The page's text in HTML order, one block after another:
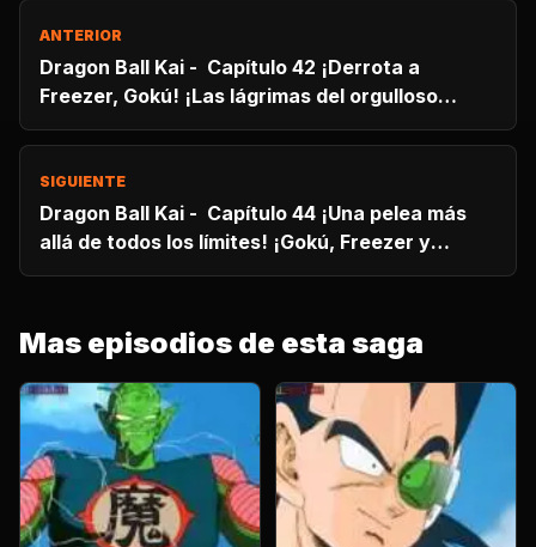
ANTERIOR
Dragon Ball Kai - Capítulo 42 ¡Derrota a
Freezer, Gokú! ¡Las lágrimas del orgulloso
príncipe saiyajin!
SIGUIENTE
Dragon Ball Kai - Capítulo 44 ¡Una pelea más
allá de todos los límites! ¡Gokú, Freezer y
¿Ginyu de nuevo?!
Mas episodios de esta saga